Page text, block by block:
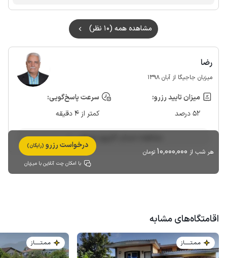
مشاهده همه (10 نظر)
رضا
میزبان جاجیگا از آبان 1398
میزان تایید رزرو:
52 درصد
سرعت پاسخ‌گویی:
کمتر از 4 دقیقه
مشاهده حساب کاربری میزبان
هر شب از 10٬000٬000 تومان
درخواست رزرو (رایگان)
با امکان چت آنلاین با میزبان
اقامتگاه‌های مشابه
مـمـتــــــاز مـمـتــــــاز